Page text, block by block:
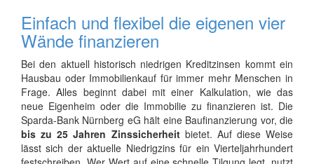
Einfach und flexibel die eigenen vier
Wände finanzieren
Bei den aktuell historisch niedrigen Kreditzinsen kommt ein
Hausbau oder Immobilienkauf für immer mehr Menschen in
Frage. Alles beginnt dabei mit einer Kalkulation, wie das
neue Eigenheim oder die Immobilie zu finanzieren ist. Die
Sparda-Bank Nürnberg eG hält eine Baufinanzierung vor, die
bis zu 25 Jahren Zinssicherheitbietet. Auf diese Weise
lässt sich der aktuelle Niedrigzins für ein Vierteljahrhundert